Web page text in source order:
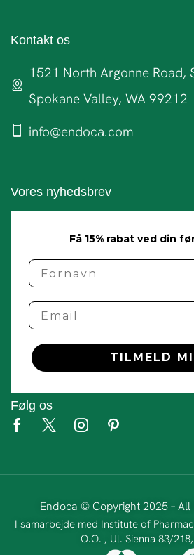
Kontakt os
1521 North Argonne Road,
Spokane Valley, WA 99212
info@endoca.com
Vores nyhedsbrev
Få 15% rabat ved din
name
Email
TILMELD
Følg os
Endoca © Copyright 2025 – All
I samarbejde med Institute of
O.O. , Ul. Sienna 83/